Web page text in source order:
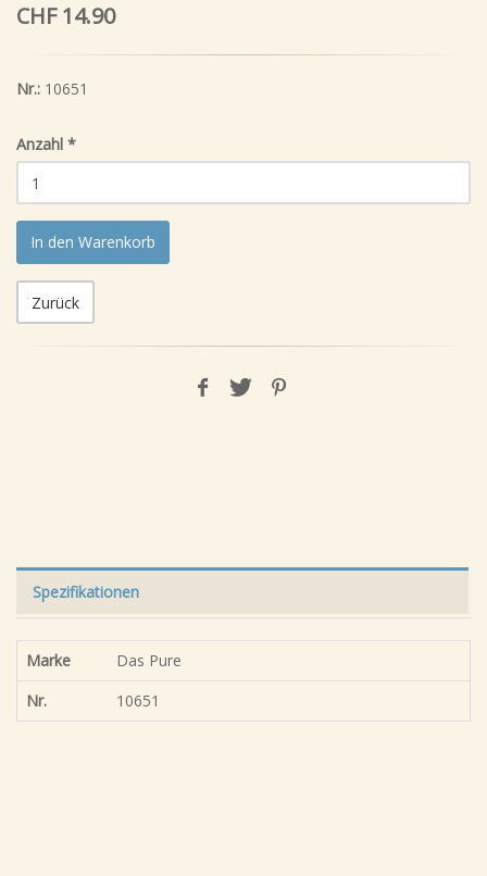
CHF 14.90
Nr.: 10651
Anzahl *
In den Warenkorb
Zurück
Spezifikationen
Marke
Das Pure
Nr.
10651